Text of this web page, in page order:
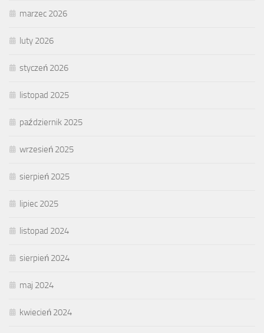
marzec 2026
luty 2026
styczeń 2026
listopad 2025
październik 2025
wrzesień 2025
sierpień 2025
lipiec 2025
listopad 2024
sierpień 2024
maj 2024
kwiecień 2024